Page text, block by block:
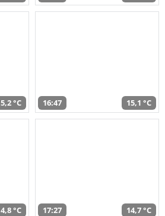
°C 16:47 15,1 °C
°C 17:27 14,7 °C